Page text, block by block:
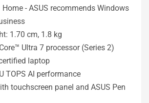
- ASUS recommends Windows
1.70 cm, 1.8 kg
Core™ Ultra 7 processor (Series 2)
laptop
TOPS AI performance
touchscreen panel and ASUS Pen